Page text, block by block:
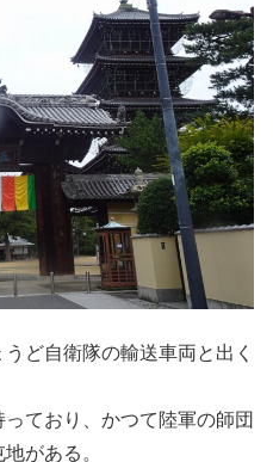
ど自衛隊の輸送車両と出く
ており、かつて陸軍の師団
がある。